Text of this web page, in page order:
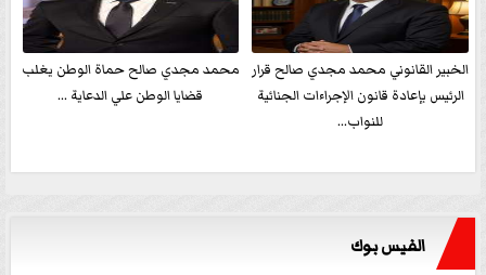
الخبير القانوني محمد مجدي صالح قرار
الرئيس بإعادة قانون الإجراءات الجنائية
للنواب...
محمد مجدي صالح حماة الوطن يغلب
قضايا الوطن علي الدعاية ...
الفيس بوك